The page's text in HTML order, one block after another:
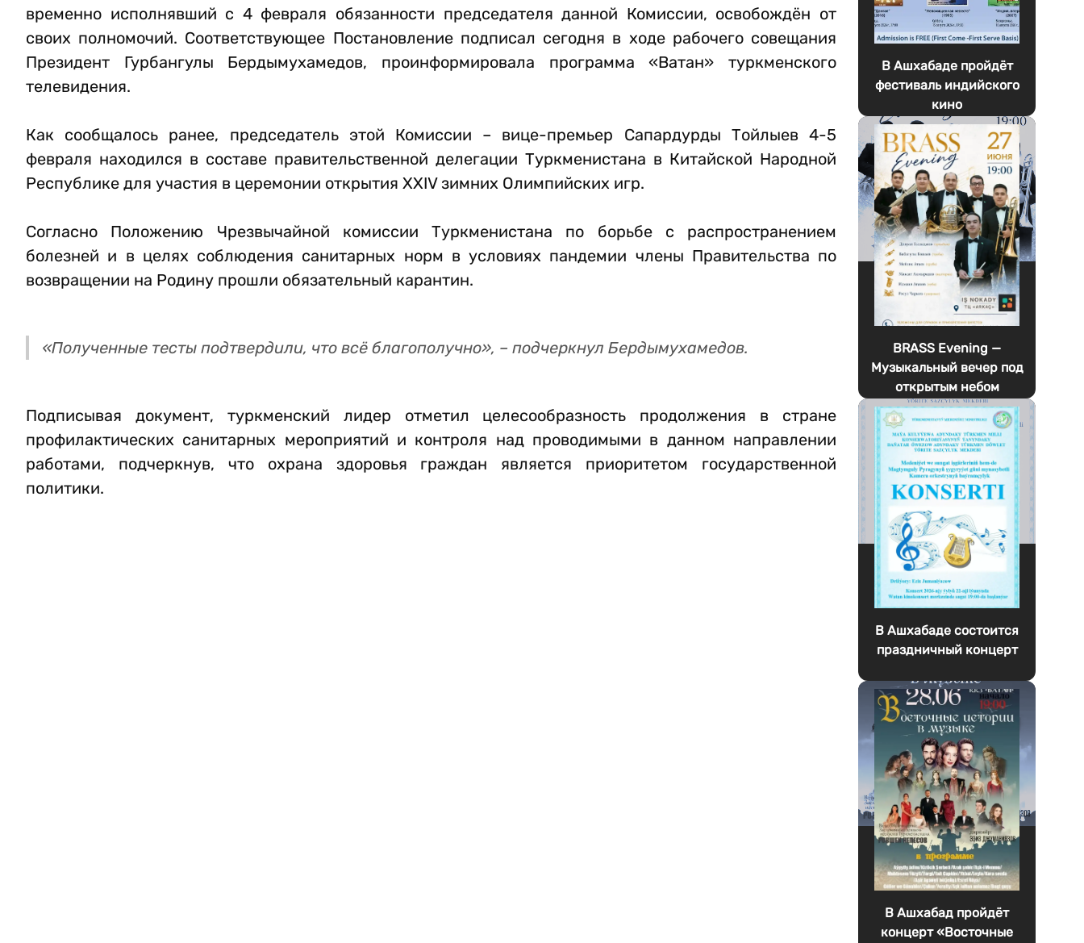
временно исполнявший с 4 февраля обязанности председателя данной Комиссии, освобождён от
своих полномочий. Соответствующее Постановление подписал сегодня в ходе рабочего совещания
Президент Гурбангулы Бердымухамедов, проинформировала программа «Ватан» туркменского
телевидения.
Как сообщалось ранее, председатель этой Комиссии – вице-премьер Сапардурды Тойлыев 4-5
февраля находился в составе правительственной делегации Туркменистана в Китайской Народной
Республике для участия в церемонии открытия XXIV зимних Олимпийских игр.
Согласно Положению Чрезвычайной комиссии Туркменистана по борьбе с распространением
болезней и в целях соблюдения санитарных норм в условиях пандемии члены Правительства по
возвращении на Родину прошли обязательный карантин.
«Полученные тесты подтвердили, что всё благополучно», – подчеркнул Бердымухамедов.
Подписывая документ, туркменский лидер отметил целесообразность продолжения в стране
профилактических санитарных мероприятий и контроля над проводимыми в данном направлении
работами, подчеркнув, что охрана здоровья граждан является приоритетом государственной
политики.
В Ашхабаде пройдёт
фестиваль индийского
кино
BRASS Evening —
Музыкальный вечер под
открытым небом
В Ашхабаде состоится
праздничный концерт
В Ашхабад пройдёт
концерт «Восточные